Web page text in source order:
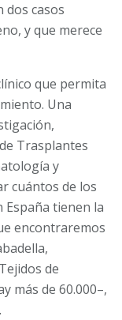
dos casos
y que merece
que permita
Una
Trasplantes
y
cuántos de los
España tienen la
encontraremos
de
más de 60.000–,